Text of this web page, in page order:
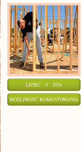
LIPIEC - 4 - 2026
MOŻLIWOŚĆ KOMENTOWANIA